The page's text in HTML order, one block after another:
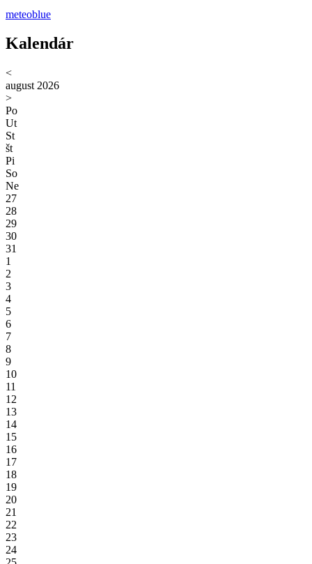
meteoblue
Kalendár
<
august 2026
>
Po
Ut
St
št
Pi
So
Ne
27
28
29
30
31
1
2
3
4
5
6
7
8
9
10
11
12
13
14
15
16
17
18
19
20
21
22
23
24